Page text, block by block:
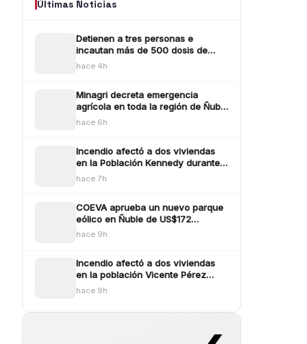
Últimas Noticias
Detienen a tres personas e
incautan más de 500 dosis de
droga en operativo por
hace 4h
Minagri decreta emergencia
agrícola en toda la región de Ñuble
tras efectos provocados por los
hace 6h
Incendio afectó a dos viviendas
en la Población Kennedy durante
este jueves
hace 7h
COEVA aprueba un nuevo parque
eólico en Ñuble de US$172
millones emplazado en Ñiquén y
hace 9h
Incendio afectó a dos viviendas
en la población Vicente Pérez
Rosales de Chillán
hace 9h